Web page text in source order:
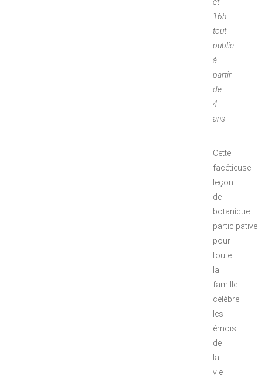
et
16h
tout
public
à
partir
de
4
ans
Cette
facétieuse
leçon
de
botanique
participative
pour
toute
la
famille
célèbre
les
émois
de
la
vie